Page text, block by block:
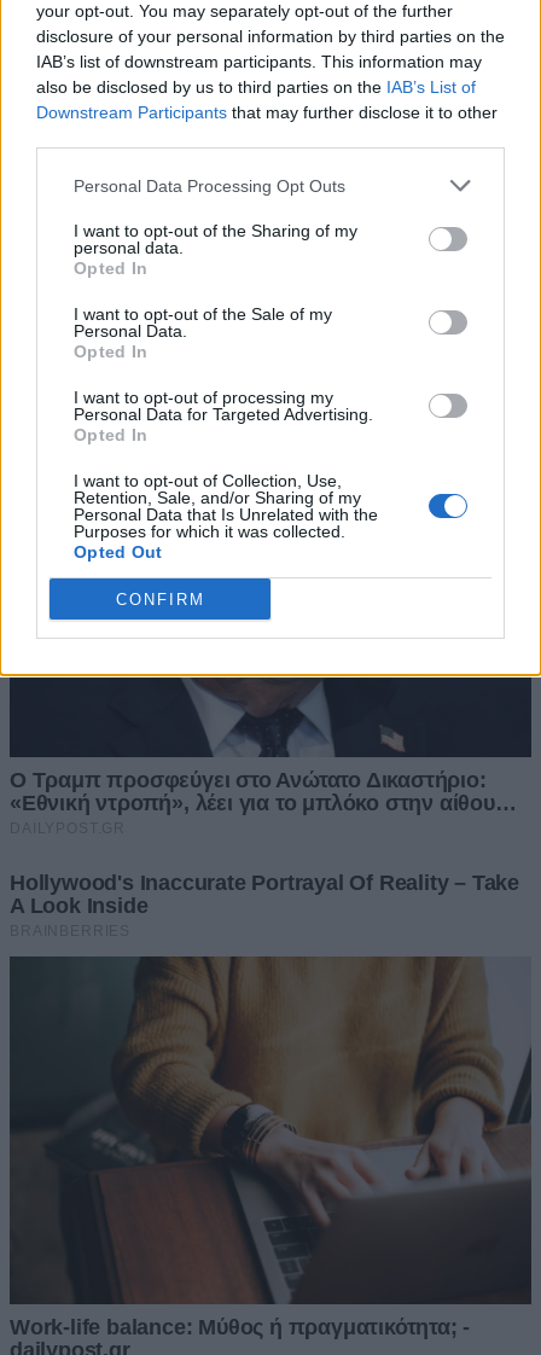
your opt-out. You may separately opt-out of the further
disclosure of your personal information by third parties on the
IAB’s list of downstream participants. This information may
also be disclosed by us to third parties on the IAB’s List of
Downstream Participants that may further disclose it to other
Personal Data Processing Opt Outs
I want to opt-out of the Sharing of my
personal data.
Opted In
I want to opt-out of the Sale of my
Personal Data.
Opted In
I want to opt-out of processing my
Personal Data for Targeted Advertising.
Opted In
I want to opt-out of Collection, Use,
Retention, Sale, and/or Sharing of my
Personal Data that Is Unrelated with the
Purposes for which it was collected.
Opted Out
CONFIRM